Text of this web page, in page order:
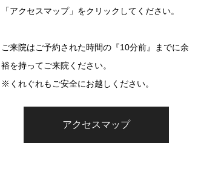
「アクセスマップ」をクリックしてください。
ご来院はご予約された時間の『10分前』までに余
裕を持ってご来院ください。
※くれぐれもご安全にお越しください。
アクセスマップ